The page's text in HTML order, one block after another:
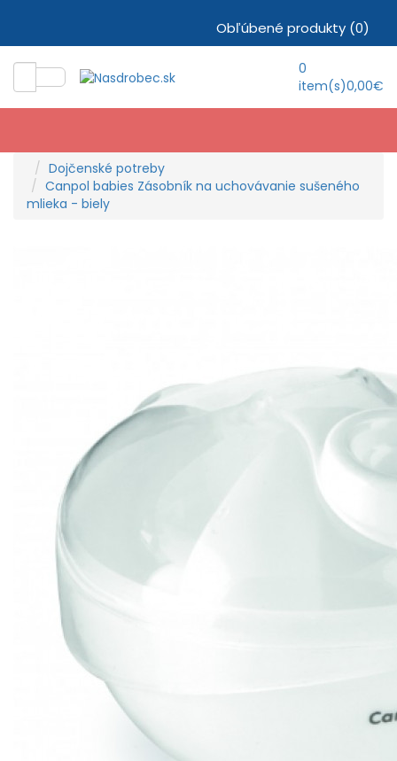
Obľúbené produkty (0)
0
item(s)0,00€
Dojčenské potreby
Canpol babies Zásobník na uchovávanie sušeného
mlieka - biely